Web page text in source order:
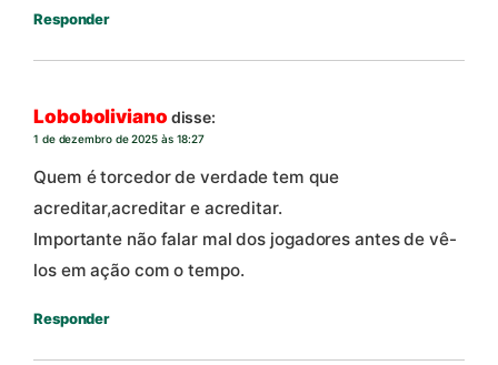
Responder
Loboboliviano disse:
1 de dezembro de 2025 às 18:27
Quem é torcedor de verdade tem que
acreditar,acreditar e acreditar.
Importante não falar mal dos jogadores antes de vê-
los em ação com o tempo.
Responder